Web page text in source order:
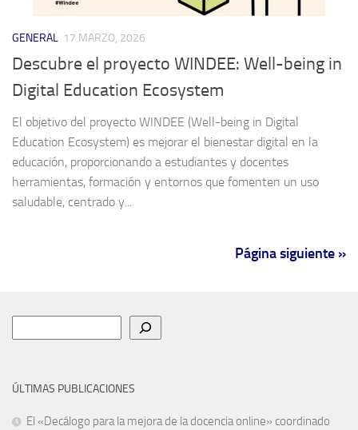
GENERAL 17 MARZO, 2026
Descubre el proyecto WINDEE: Well-being in
Digital Education Ecosystem
El objetivo del proyecto WINDEE (Well-being in Digital
Education Ecosystem) es mejorar el bienestar digital en la
educación, proporcionando a estudiantes y docentes
herramientas, formación y entornos que fomenten un uso
saludable, centrado y...
Página siguiente »
ÚLTIMAS PUBLICACIONES
El «Decálogo para la mejora de la docencia online» coordinado